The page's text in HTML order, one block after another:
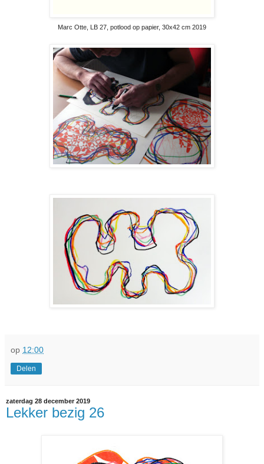
Marc Otte, LB 27, potlood op papier, 30x42 cm 2019
op 12:00
Delen
zaterdag 28 december 2019
Lekker bezig 26